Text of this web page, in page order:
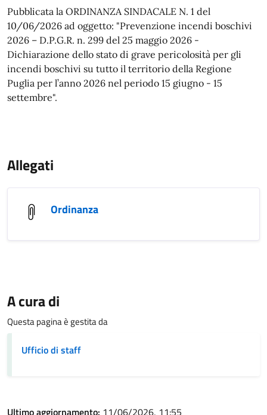
Pubblicata la ORDINANZA SINDACALE N. 1 del
10/06/2026 ad oggetto: "Prevenzione incendi boschivi
2026 – D.P.G.R. n. 299 del 25 maggio 2026 -
Dichiarazione dello stato di grave pericolosità per gli
incendi boschivi su tutto il territorio della Regione
Puglia per l’anno 2026 nel periodo 15 giugno - 15
settembre".
Allegati
Ordinanza
A cura di
Questa pagina è gestita da
Ufficio di staff
Ultimo aggiornamento: 11/06/2026, 11:55